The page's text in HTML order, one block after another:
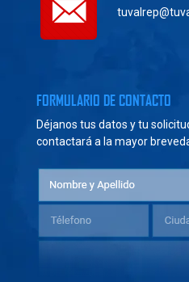
FORMULARIO DE CONTACTO
Déjanos tus datos y tu
contactará a la mayor